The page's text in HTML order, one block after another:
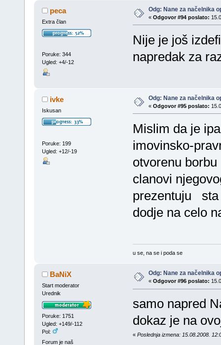
peca
Extra član
Poruke: 344
Ugled: +4/-12
Odg: Nane za načelnika
« Odgovor #94 poslato:
Nije je još
napredak za
ivke
Iskusan
Poruke: 199
Ugled: +12/-19
Odg: Nane za načelnika
« Odgovor #95 poslato:
Mislim da je
imovinsko-
otvorenu
clanovi
prezentuju sta
dodje na celo
u se, na se i poda se
BaNiX
Start moderator
Urednik
Poruke: 1751
Ugled: +149/-112
Pol:
Forum je naš
Odg: Nane za načelnika
« Odgovor #96 poslato:
samo napred
dokaz je na
« Poslednja izmena: 15.08.2008.